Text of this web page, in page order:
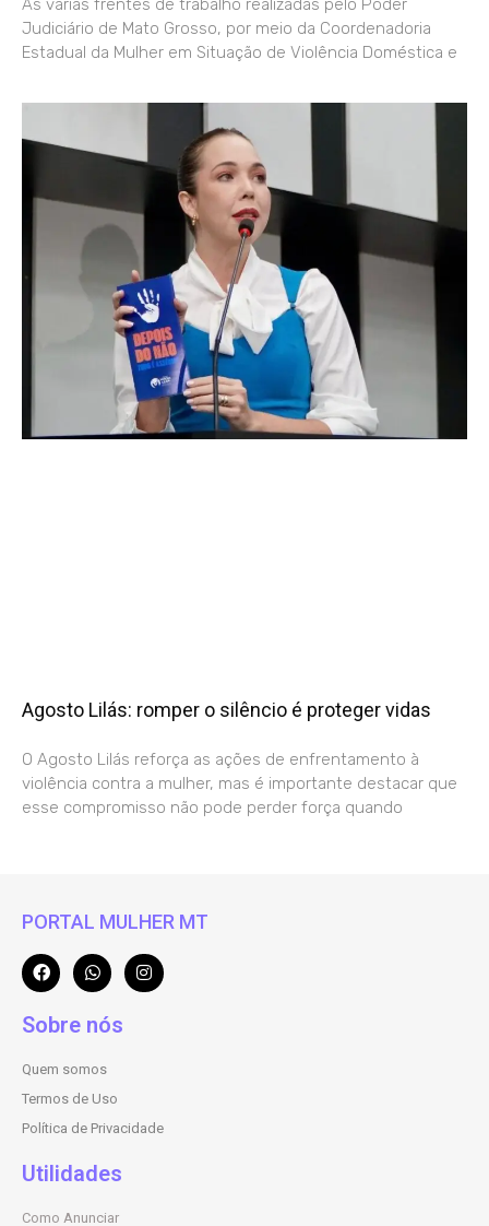
As várias frentes de trabalho realizadas pelo Poder
Judiciário de Mato Grosso, por meio da Coordenadoria
Estadual da Mulher em Situação de Violência Doméstica e
Agosto Lilás: romper o silêncio é proteger vidas
O Agosto Lilás reforça as ações de enfrentamento à
violência contra a mulher, mas é importante destacar que
esse compromisso não pode perder força quando
PORTAL MULHER MT
Sobre nós
Quem somos
Termos de Uso
Política de Privacidade
Utilidades
Como Anunciar